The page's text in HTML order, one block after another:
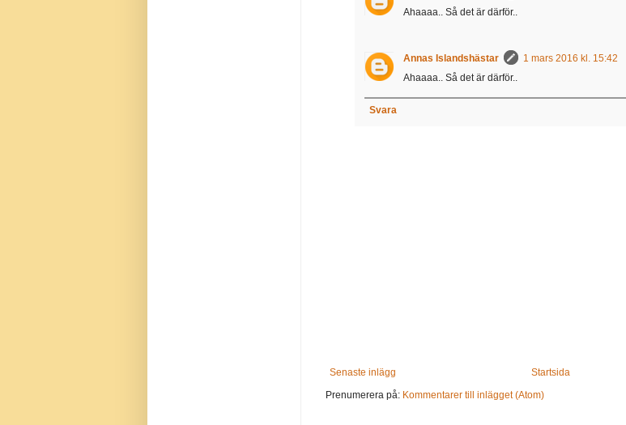
Ahaaaa.. Så det är därför..
Annas Islandshästar
1 mars 2016 kl. 15:42
Ahaaaa.. Så det är därför..
Svara
Senaste inlägg
Startsida
Prenumerera på: Kommentarer till inlägget (Atom)